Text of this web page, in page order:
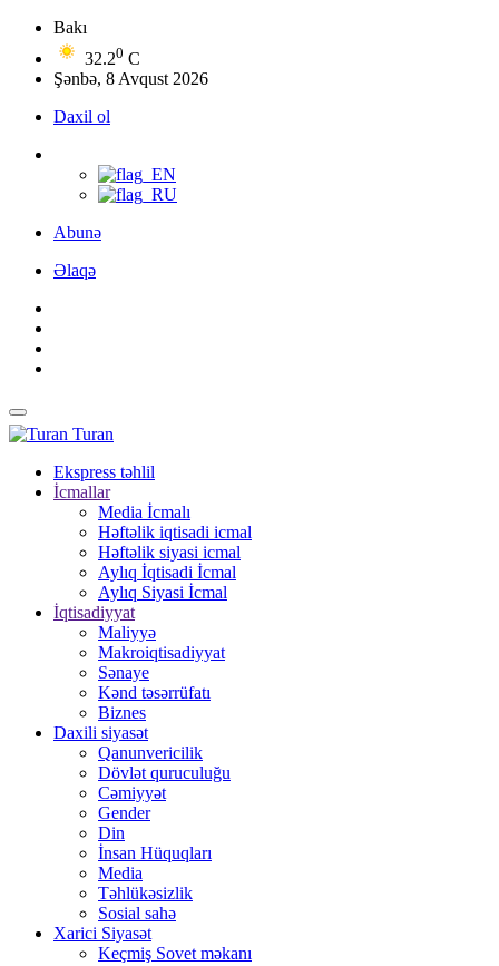
Bakı
32.20 C
Şənbə, 8 Avqust 2026
Daxil ol
Abunə
Əlaqə
Turan
Ekspress təhlil
İcmallar
Media İcmalı
Həftəlik iqtisadi icmal
Həftəlik siyasi icmal
Aylıq İqtisadi İcmal
Aylıq Siyasi İcmal
İqtisadiyyat
Maliyyə
Makroiqtisadiyyat
Sənaye
Kənd təsərrüfatı
Biznes
Daxili siyasət
Qanunvericilik
Dövlət quruculuğu
Cəmiyyət
Gender
Din
İnsan Hüquqları
Media
Təhlükəsizlik
Sosial sahə
Xarici Siyasət
Keçmiş Sovet məkanı